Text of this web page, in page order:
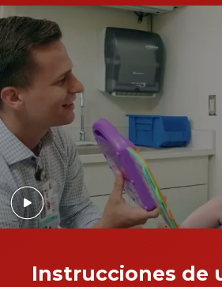
Instrucciones de